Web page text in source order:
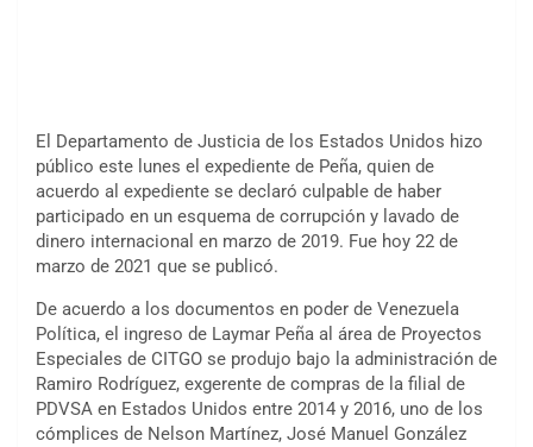
El Departamento de Justicia de los Estados Unidos hizo
público este lunes el expediente de Peña, quien de
acuerdo al expediente se declaró culpable de haber
participado en un esquema de corrupción y lavado de
dinero internacional en marzo de 2019. Fue hoy 22 de
marzo de 2021 que se publicó.
De acuerdo a los documentos en poder de Venezuela
Política, el ingreso de Laymar Peña al área de Proyectos
Especiales de CITGO se produjo bajo la administración de
Ramiro Rodríguez, exgerente de compras de la filial de
PDVSA en Estados Unidos entre 2014 y 2016, uno de los
cómplices de Nelson Martínez, José Manuel González